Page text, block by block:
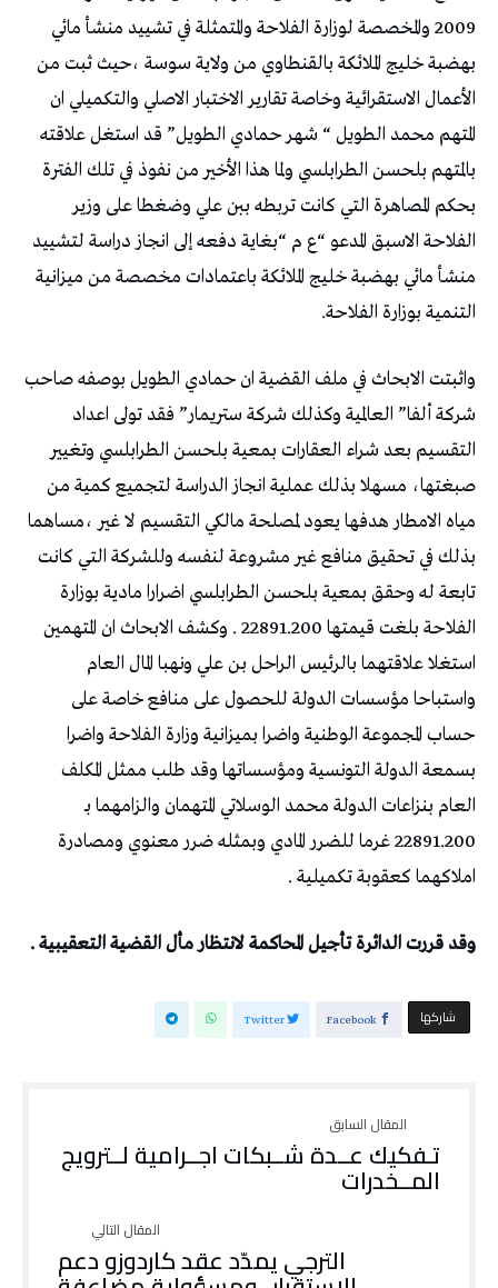
2009 والمخصصة لوزارة الفلاحة والمتمثلة في تشييد منشأ مائي
بهضبة خليج الملائكة بالقنطاوي من ولاية سوسة ،حيث ثبت من
الأعمال الاستقرائية وخاصة تقارير الاختبار الاصلي والتكميلي ان
المتهم محمد الطويل “ شهر حمادي الطويل” قد استغل علاقته
بالمتهم بلحسن الطرابلسي ولما هذا الأخير من نفوذ في تلك الفترة
بحكم المصاهرة التي كانت تربطه ببن علي وضغطا على وزير
الفلاحة الاسبق المدعو “ع م “بغاية دفعه إلى انجاز دراسة لتشييد
منشأ مائي بهضبة خليج الملائكة باعتمادات مخصصة من ميزانية
التنمية بوزارة الفلاحة.
واثبتت الابحاث في ملف القضية ان حمادي الطويل بوصفه صاحب
شركة ألفا” العالمية وكذلك شركة ستريمار” فقد تولى اعداد
التقسيم بعد شراء العقارات بمعية بلحسن الطرابلسي وتغيير
صبغتها، مسهلا بذلك عملية انجاز الدراسة لتجميع كمية من
مياه الامطار هدفها يعود لمصلحة مالكي التقسيم لا غير ،مساهما
بذلك في تحقيق منافع غير مشروعة لنفسه وللشركة التي كانت
تابعة له وحقق بمعية بلحسن الطرابلسي اضرارا مادية بوزارة
الفلاحة بلغت قيمتها 22891.200 . وكشف الابحاث ان المتهمين
استغلا علاقتهما بالرئيس الراحل بن علي ونهبا المال العام
واستباحا مؤسسات الدولة للحصول على منافع خاصة على
حساب المجموعة الوطنية واضرا بميزانية وزارة الفلاحة واضرا
بسمعة الدولة التونسية ومؤسساتها وقد طلب ممثل المكلف
العام بنزاعات الدولة محمد الوسلاتي المتهمان والزامهما بـ
22891.200 غرما للضرر المادي وبمثله ضرر معنوي ومصادرة
املاكهما كعقوبة تكميلية .
وقد قررت الدائرة تأجيل المحاكمة لانتظار مأل القضية التعقيبية .
‫‫ شاركها‬ Facebook
Twitter
تـفكيك عــدة شــبكات اجــرامية لــترويج
المــخدرات
الترجي يمدّد عقد كاردوزو دعم